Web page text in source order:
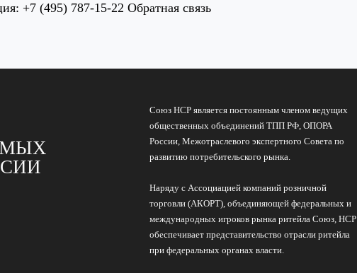
+7 (495) 787-15-22 Обратная связь
Союз НСР является постоянным членом ведущих
общественных объединений ТПП РФ, ОПОРА
России, Межотраслевого экспертного Совета по
развитию потребительского рынка.
Наряду с Ассоциацией компаний розничной
торговли (АКОРТ), объединяющей федеральных и
международных игроков рынка ритейла Союз, НСР
обеспечивает представительство отрасли ритейла
при федеральных органах власти.